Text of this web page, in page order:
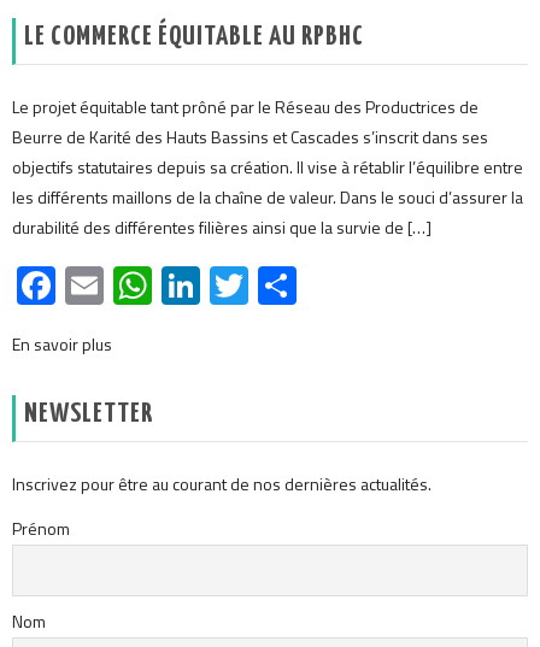
LE COMMERCE ÉQUITABLE AU RPBHC
Le projet équitable tant prôné par le Réseau des Productrices de
Beurre de Karité des Hauts Bassins et Cascades s’inscrit dans ses
objectifs statutaires depuis sa création. Il vise à rétablir l’équilibre entre
les différents maillons de la chaîne de valeur. Dans le souci d’assurer la
durabilité des différentes filières ainsi que la survie de […]
Facebook
EmailWhatsApp
LinkedIn
Twitter
En savoir plus
NEWSLETTER
Inscrivez pour être au courant de nos dernières actualités.
Prénom
Nom